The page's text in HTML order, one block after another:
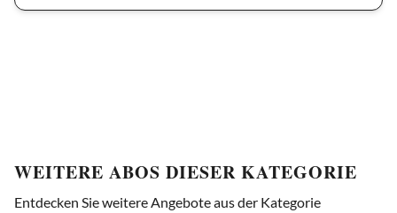
WEITERE ABOS DIESER KATEGORIE
Entdecken Sie weitere Angebote aus der Kategorie